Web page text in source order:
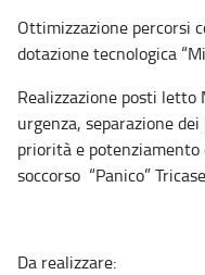
Ottimizzazione percorsi
dotazione tecnologica
Realizzazione posti letto
urgenza, separazione
priorità e
soccorso “Panico”
Da realizzare: